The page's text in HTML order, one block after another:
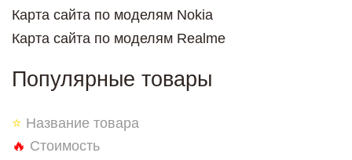
Карта сайта по моделям Nokia
Карта сайта по моделям Realme
Популярные товары
⭐ Название товара
🔥 Стоимость